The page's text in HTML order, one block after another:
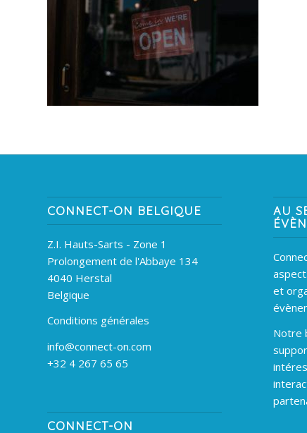
CONNECT-ON BELGIQUE
Z.I. Hauts-Sarts - Zone 1
Prolongement de l'Abbaye 134
4040 Herstal
Belgique
Conditions générales
info@connect-on.com
+32 4 267 65 65
CONNECT-ON
AU
et
Notre